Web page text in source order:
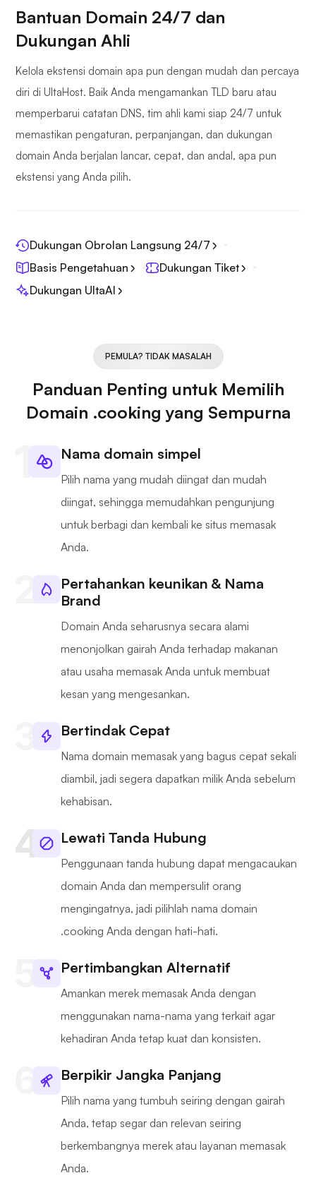
Bantuan Domain 24/7 dan
Dukungan Ahli
Kelola ekstensi domain apa pun dengan mudah dan percaya
diri di UltaHost. Baik Anda mengamankan TLD baru atau
memperbarui catatan DNS, tim ahli kami siap 24/7 untuk
memastikan pengaturan, perpanjangan, dan dukungan
domain Anda berjalan lancar, cepat, dan andal, apa pun
ekstensi yang Anda pilih.
Dukungan Obrolan Langsung 24/7
Basis Pengetahuan
Dukungan Tiket
Dukungan UltaAI
PEMULA? TIDAK MASALAH
Panduan Penting untuk Memilih
Domain .cooking yang Sempurna
Nama domain simpel
Pilih nama yang mudah diingat dan mudah
diingat, sehingga memudahkan pengunjung
untuk berbagi dan kembali ke situs memasak
Anda.
Pertahankan keunikan & Nama
Brand
Domain Anda seharusnya secara alami
menonjolkan gairah Anda terhadap makanan
atau usaha memasak Anda untuk membuat
kesan yang mengesankan.
Bertindak Cepat
Nama domain memasak yang bagus cepat sekali
diambil, jadi segera dapatkan milik Anda sebelum
kehabisan.
Lewati Tanda Hubung
Penggunaan tanda hubung dapat mengacaukan
domain Anda dan mempersulit orang
mengingatnya, jadi pilihlah nama domain
.cooking Anda dengan hati-hati.
Pertimbangkan Alternatif
Amankan merek memasak Anda dengan
menggunakan nama-nama yang terkait agar
kehadiran Anda tetap kuat dan konsisten.
Berpikir Jangka Panjang
Pilih nama yang tumbuh seiring dengan gairah
Anda, tetap segar dan relevan seiring
berkembangnya merek atau layanan memasak
Anda.